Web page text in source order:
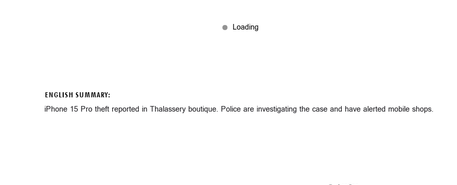
ENGLISH SUMMARY:
iPhone 15 Pro theft reported in Thalassery boutique. Police are investigating the case and have alerted mobile shops.